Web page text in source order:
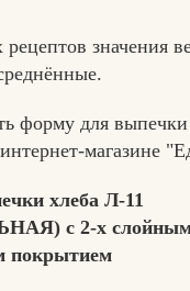
значения
форму для
магазине
хлеба Л-11
с 2-х слойным
покрытием